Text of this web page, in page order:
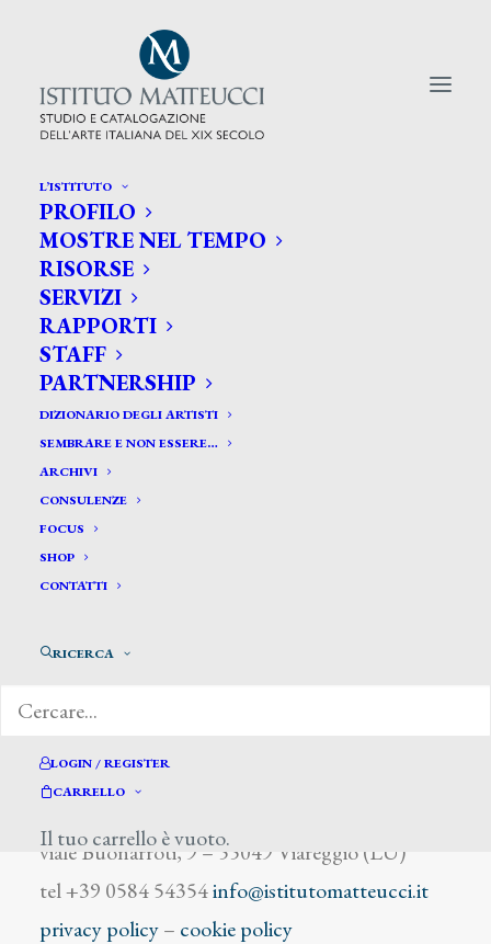
L’ISTITUTO
PROFILO
MOSTRE NEL TEMPO
RISORSE
SERVIZI
RAPPORTI
STAFF
PARTNERSHIP
DIZIONARIO DEGLI ARTISTI
SEMBRARE E NON ESSERE…
ARCHIVI
CONSULENZE
FOCUS
SHOP
CONTATTI
RICERCA
LOGIN / REGISTER
CARRELLO
Il tuo carrello è vuoto.
CERCA TRA GLI ARTISTI:
Search
for:
Pisanti Giuseppe
viale Buonarroti, 9 – 55049 Viareggio (LU)
tel +39 0584 54354info@istitutomatteucci.it
privacy policy– cookie policy